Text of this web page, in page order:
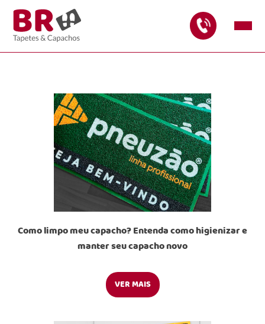
Como limpo meu capacho? Entenda como higienizar e
manter seu capacho novo
VER MAIS